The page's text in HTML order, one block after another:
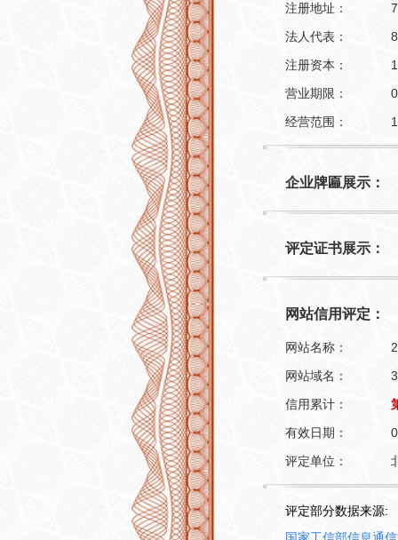
注册地址：
7
法人代表：
8
注册资本：
营业期限：
经营范围：
企业牌匾展示：
评定证书展示：
网站信用评定：
网站名称：
2
网站域名：
3
信用累计：
有效日期：
评定单位：
评定部分数据来源: